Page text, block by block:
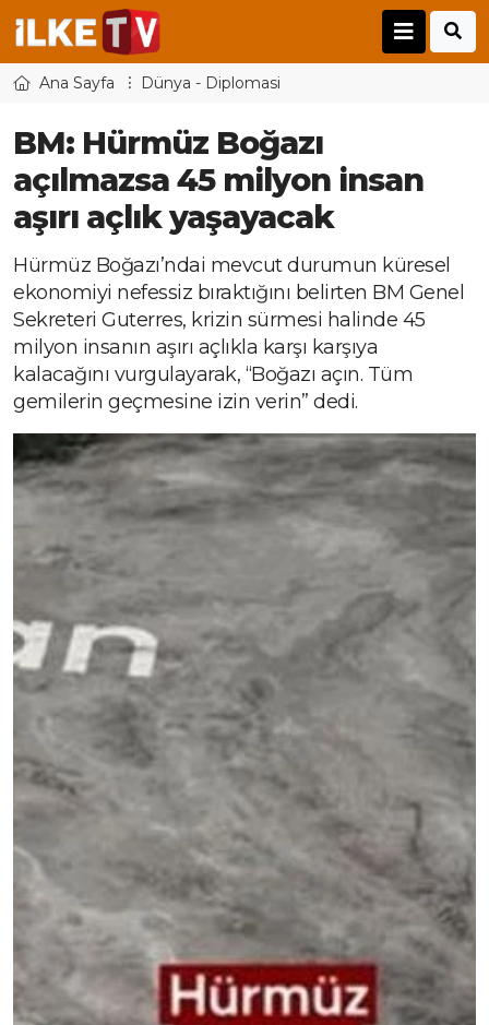
Ana Sayfa Dünya - Diplomasi
BM: Hürmüz Boğazı
açılmazsa 45 milyon insan
aşırı açlık yaşayacak
Hürmüz Boğazı’ndai mevcut durumun küresel
ekonomiyi nefessiz bıraktığını belirten BM Genel
Sekreteri Guterres, krizin sürmesi halinde 45
milyon insanın aşırı açlıkla karşı karşıya
kalacağını vurgulayarak, “Boğazı açın. Tüm
gemilerin geçmesine izin verin” dedi.